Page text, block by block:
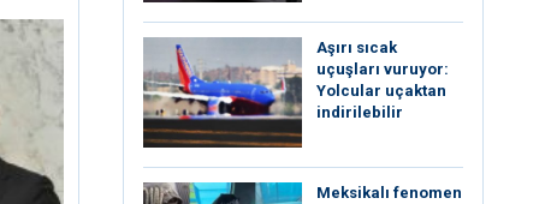
Aşırı sıcak
uçuşları vuruyor:
Yolcular uçaktan
indirilebilir
Meksikalı fenomen